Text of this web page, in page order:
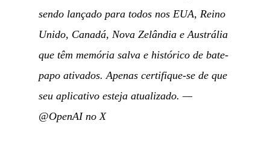
sendo lançado para todos nos EUA, Reino
Unido, Canadá, Nova Zelândia e Austrália
que têm memória salva e histórico de bate-
papo ativados. Apenas certifique-se de que
seu aplicativo esteja atualizado. —
@OpenAI no X